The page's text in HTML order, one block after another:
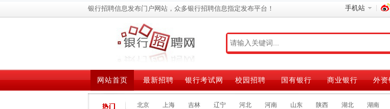
手机站
银行招聘信息发布门户网站，众多银行招聘信息指定发布平台！
网站首页 最新招聘 银行考试网 校园招聘 国有银行 商业银行 外资
北京 上海 吉林 辽宁 河北 河南 山东 陕西 湖北 湖南